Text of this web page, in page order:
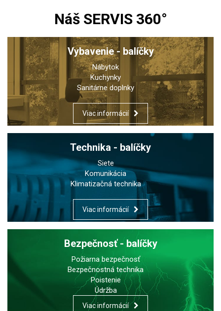
Náš SERVIS 360°
Vybavenie - balíčky
Nábytok
Kuchynky
Sanitárne doplnky
Viac informácií
Technika - balíčky
Siete
Komunikácia
Klimatizačná technika
Viac informácií
Bezpečnosť - balíčky
Požiarna bezpečnosť
Bezpečnostná technika
Poistenie
Údržba
Viac informácií